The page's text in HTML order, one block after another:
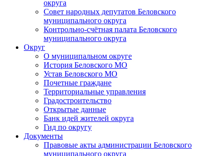
округа
Совет народных депутатов Беловского
муниципального округа
Контрольно-счётная палата Беловского
муниципального округа
Округ
О муниципальном округе
История Беловского МО
Устав Беловского МО
Почетные граждане
Территориальные управления
Градостроительство
Открытые данные
Банк идей жителей округа
Гид по округу
Документы
Правовые акты администрации Беловского
муниципального округа